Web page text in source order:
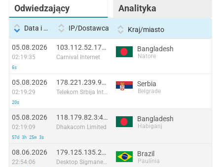
Odwiedzający Analityka
Data i godzina IP/Dostawca Kraj/miasto
05.08.2026
02:19:35
6s
103.112.52.174:57740
Carnival Internet
Bangladesh
Natore
05.08.2026
02:19:29
20s
178.221.239.99:2985
Telekom Srbija Internet Backbone Network
Serbia
Belgrade
05.08.2026
02:19:09
57d 3h 25m 3s
118.179.82.3:46722
Dhakacom Limited
Bangladesh
Habiganj
08.06.2026
22:54:06
179.125.135.227:23278
Desktop Sigmanet Comunicação Multimídia SA
Brazil
Paulínia